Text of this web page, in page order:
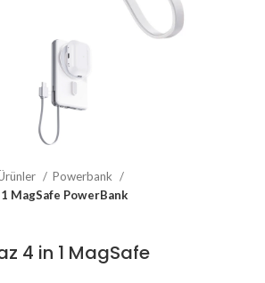
Powerbank
MagSafe PowerBank
4 in 1 MagSafe